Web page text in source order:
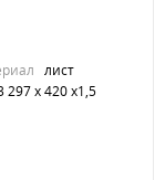
лист
297 х 420 х1,5